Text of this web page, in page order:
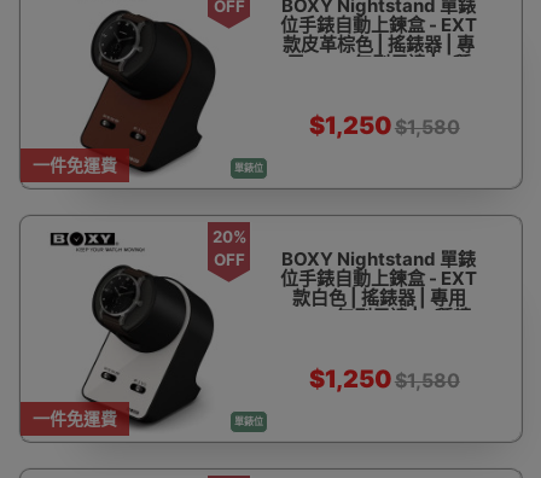
一件免運費 單錶位
OFF
BOXY Nightstand 單錶
位手錶自動上鍊盒 - EXT
款皮革棕色 | 搖錶器 | 專
用BLDC無刷馬達 | 4種
$1,250$1,580
一件免運費 單錶位
20%
OFF
BOXY Nightstand 單錶
位手錶自動上鍊盒 - EXT
款白色 | 搖錶器 | 專用
BLDC無刷馬達 | 4種轉
$1,250$1,580